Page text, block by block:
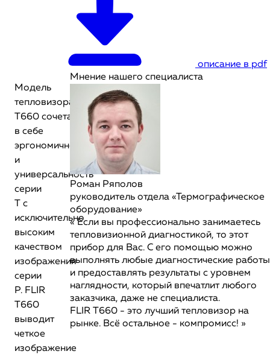
описание в pdf
Модель
тепловизора FLIR
T660 сочетает
в себе
эргономичность
и
универсальность
серии
T с
исключительно
высоким
качеством
изображения
серии
P. FLIR
T660
выводит
четкое
изображение
Мнение нашего специалиста
Роман Ряполов
руководитель отдела «Термографическое
оборудование»
« Если вы профессионально занимаетесь
тепловизионной диагностикой, то этот
прибор для Вас. С его помощью можно
выполнять любые диагностические работы
и предоставлять результаты с уровнем
наглядности, который впечатлит любого
заказчика, даже не специалиста.
FLIR T660 - это лучший тепловизор на
рынке. Всё остальное - компромисс! »